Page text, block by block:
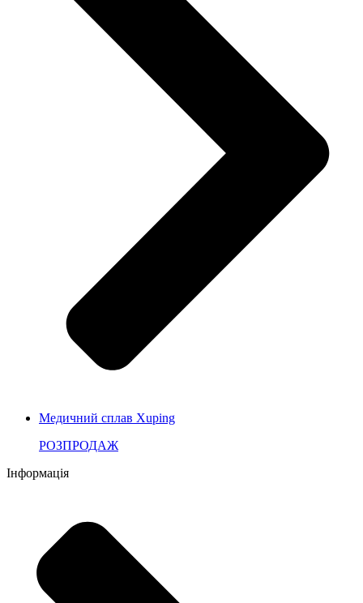
Медичний сплав Xuping
РОЗПРОДАЖ
Інформація